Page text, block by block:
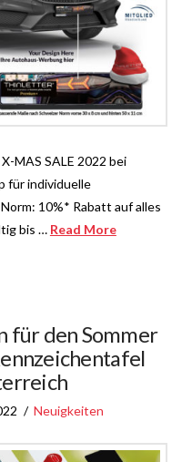
MAS SALE 2022 bei
für individuelle
10%* Rabatt auf alles
bis … Read More
für den Sommer
Neuigkeiten